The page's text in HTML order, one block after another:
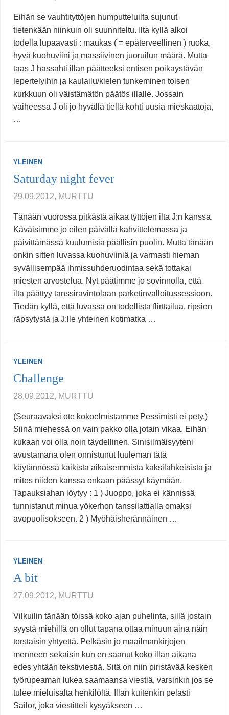
Eihän se vauhtityttöjen humputteluilta sujunut
tietenkään niinkuin oli suunniteltu. Ilta kyllä alkoi
todella lupaavasti : maukas ( = epäterveellinen ) ruoka,
hyvä kuohuviini ja massiivinen juoruilun määrä. Mutta
taas J hassahti illan päätteeksi entisen poikaystävän
lepertelyihin ja kaulailu/kielen tunkeminen toisen
kurkkuun oli väistämätön päätös illalle. Jossain
vaiheessa J oli jo hyvällä tiellä kohti uusia mieskaatoja,
…
YLEINEN
Saturday night fever
29.09.2012, MURTTU
Tänään vuorossa pitkästä aikaa tyttöjen ilta J:n kanssa.
Käväisimme jo eilen päivällä kahvittelemassa ja
päivittämässä kuulumisia päällisin puolin. Mutta tänään
onkin sitten luvassa kuohuviiniä ja varmasti hieman
syvällisempää ihmissuhderuodintaa sekä tottakai
miesten arvostelua. Nyt päätimme jo sovinnolla, että
ilta päättyy tanssiravintolaan parketinvalloitussessioon.
Tiedän kyllä, että luvassa on todellista flirttailua, ripsien
räpsytystä ja J:lle yhteinen kotimatka …
YLEINEN
Challenge
28.09.2012, MURTTU
(Seuraavaksi ote kokoelmistamme Pessimisti ei pety.)
Siinä miehessä on vain pakko olla jotain vikaa. Eihän
kukaan voi olla noin täydellinen. Sinisilmäisyyteni
avustamana olen onnistunut luuleman tätä
käytännössä kaikista aikaisemmista kaksilahkeisista ja
mites niiden kanssa onkaan päässyt käymään.
Tapauksiahan löytyy : 1 ) Juoppo, joka ei kännissä
tunnistanut minua yökerhon tanssilattialla omaksi
avopuolisokseen. 2 ) Myöhäisherännäinen …
YLEINEN
A bit
27.09.2012, MURTTU
Vilkuilin tänään töissä koko ajan puhelinta, sillä jostain
syystä miehillä on ollut tapana ottaa minuun aina näin
torstaisin yhtyettä. Pelkäsin jo maailmankirjojen
menneen sekaisin kun en saanut koko illan aikana
edes yhtään tekstiviestiä. Sitä on niin piristävää kesken
työrupeaman lukea saamaansa viestiä, varsinkin jos se
tulee mieluisalta henkilöltä. Illan kuitenkin pelasti
Sailor, joka viestitteli kysyäkseen …